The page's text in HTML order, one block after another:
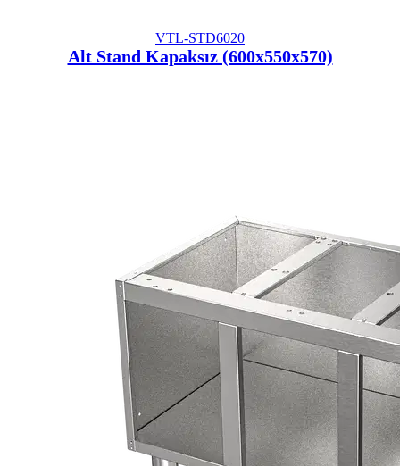
VTL-STD6020
Alt Stand Kapaksız (600x550x570)